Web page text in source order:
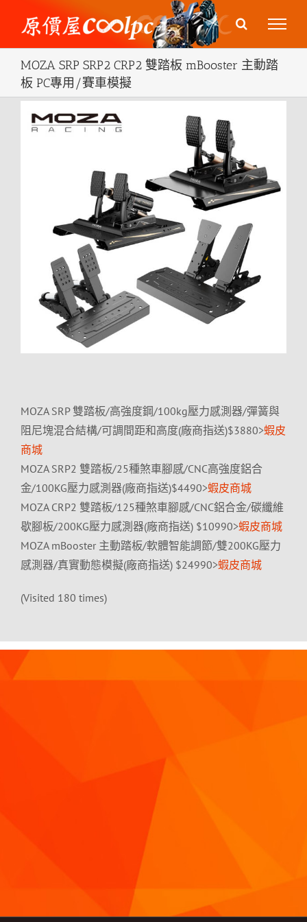
content
MOZA SRP SRP2 CRP2 雙踏板 mBooster 主動踏
板 PC專用/賽車模擬
View
Larger
MOZA SRP 雙踏板/高強度鋼/100kg壓力感測器/彈簧與
阻尼塊混合結構/可調間距和高度(廠商指送)$3880>蝦皮
商城
MOZA SRP2 雙踏板/25種煞車腳感/CNC高強度鋁合
金/100KG壓力感測器(廠商指送)$4490>蝦皮商城
MOZA CRP2 雙踏板/125種煞車腳感/CNC鋁合金/碳纖維
歇腳板/200KG壓力感測器(廠商指送) $10990>蝦皮商城
MOZA mBooster 主動踏板/軟體智能調節/雙200KG壓力
感測器/真實動態模擬(廠商指送) $24990>蝦皮商城
(Visited 180 times)